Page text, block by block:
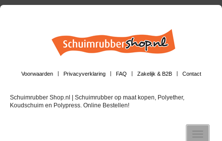
Voorwaarden Privacyverklaring FAQ Zakelijk & B2B Contact
Schuimrubber Shop.nl | Schuimrubber op maat kopen, Polyether,
Koudschuim en Polypress. Online Bestellen!
Toggle